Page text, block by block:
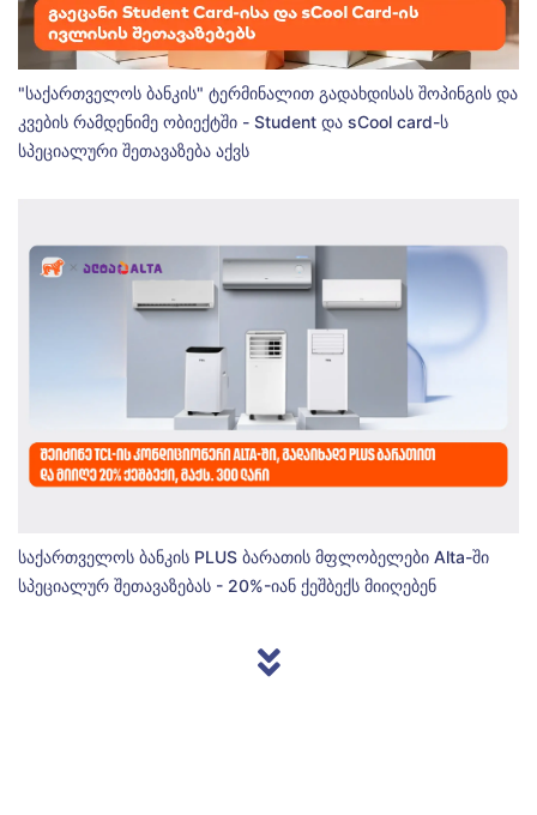
"საქართველოს ბანკის" ტერმინალით გადახდისას შოპინგის და
კვების რამდენიმე ობიექტში - Student და sCool card-ს
სპეციალური შეთავაზება აქვს
საქართველოს ბანკის PLUS ბარათის მფლობელები Alta-ში
სპეციალურ შეთავაზებას - 20%-იან ქეშბექს მიიღებენ